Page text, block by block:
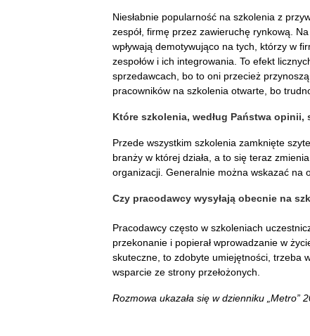
Niesłabnie popularność na szkolenia z
zespół, firmę przez zawieruchę rynkową.
wpływają demotywująco na tych, którzy w
zespołów i ich integrowania. To efekt
sprzedawcach, bo to oni przecież
pracowników na szkolenia otwarte, bo
Które szkolenia, według Państwa
Przede wszystkim szkolenia zamknięte
branży w której działa, a to się teraz
organizacji. Generalnie można wskazać na
Czy pracodawcy wysyłają obecnie na
Pracodawcy często w szkoleniach
przekonanie i popierał wprowadzanie w
skuteczne, to zdobyte umiejętności, trzeba
wsparcie ze strony przełożonych.
Rozmowa ukazała się w dzienniku „Metro”